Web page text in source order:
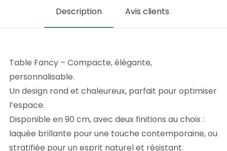
Description Avis clients
Table Fancy – Compacte, élégante,
personnalisable.
Un design rond et chaleureux, parfait pour optimiser
l’espace.
Disponible en 90 cm, avec deux finitions au choix :
laquée brillante pour une touche contemporaine, ou
stratifiée pour un esprit naturel et résistant.